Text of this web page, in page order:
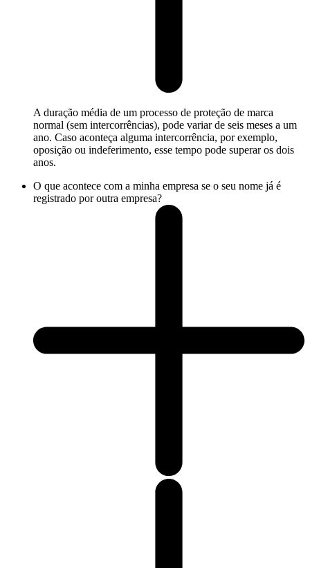
A duração média de um processo de proteção de marca
normal (sem intercorrências), pode variar de seis meses a um
ano. Caso aconteça alguma intercorrência, por exemplo,
oposição ou indeferimento, esse tempo pode superar os dois
anos.
O que acontece com a minha empresa se o seu nome já é
registrado por outra empresa?